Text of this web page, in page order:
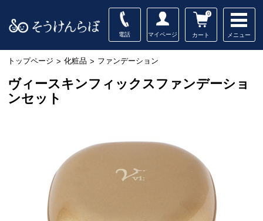
電話 マイページ カート
0
メニュー
トップページ > 化粧品 > ファンデーション
ヴィースキンフィックスファンデーショ
ンセット